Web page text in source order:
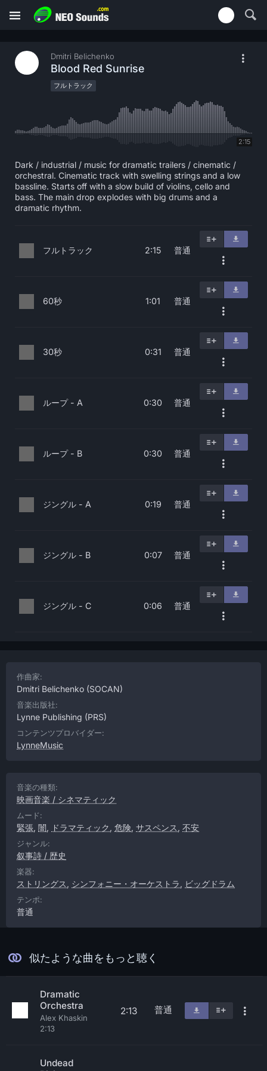
Dmitri Belichenko
Blood Red Sunrise
フルトラック
2:15
Dark / industrial / music for dramatic trailers / cinematic /
orchestral. Cinematic track with swelling strings and a low
bassline. Starts off with a slow build of violins, cello and
bass. The main drop explodes with big drums and a
dramatic rhythm.
フルトラック 2:15 普通
60秒 1:01 普通
30秒 0:31 普通
ループ - A 0:30 普通
ループ - B 0:30 普通
ジングル - A 0:19 普通
ジングル - B 0:07 普通
ジングル - C 0:06 普通
作曲家:
Dmitri Belichenko (SOCAN)
音楽出版社:
Lynne Publishing (PRS)
コンテンツプロバイダー:
LynneMusic
音楽の種類:
映画音楽 / シネマティック
ムード:
緊張, 闇, ドラマティック , 危険, サスペンス , 不安
ジャンル:
叙事詩 / 歴史
楽器:
ストリングス , シンフォニー・オーケストラ , ビッグドラム
テンポ:
普通
似たような曲をもっと聴く
Dramatic
Orchestra
Alex Khaskin
2:13
2:13 普通
Undead